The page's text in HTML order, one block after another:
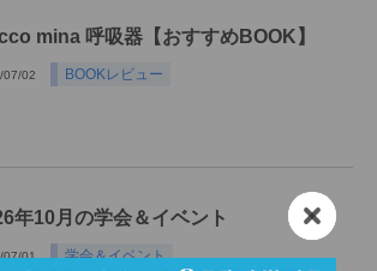
mina 呼吸器【おすすめBOOK】
07/02 BOOKレビュー
年10月の学会＆イベント
07/01 学会＆イベント